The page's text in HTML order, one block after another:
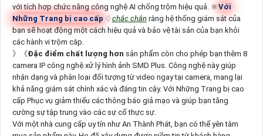
với tích hợp chức năng công nghệ AI chống trộm hiệu quả. 🔆Với
Những Trang bị cao cấp ♢chắc chắnrằng hệ thống giám sát của
bạn sẽ hoạt động một cách hiệu quả và bảo vệ tài sản của bạn khỏi
các hành vi trộm cắp.
》《Đặc điểm chất lượng hơn sản phẩm còn cho phép bạn thêm 8
camera IP công nghệ xử lý hình ảnh SMD Plus. Công nghệ này giúp
nhận dạng và phân loại đối tượng từ video ngay tại camera, mang lại
khả năng giám sát chính xác và đáng tin cậy. Với Những Trang bị cao
cấp Phục vụ giảm thiểu các thông báo giả mạo và giúp bạn tăng
cường sự tập trung vào các sự cố thực sự.
Với một nhà cung cấp uy tín như An Thành Phát, bạn có thể yên tâm